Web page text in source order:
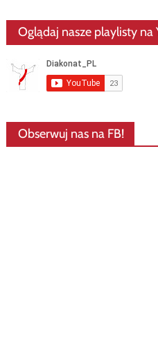
Oglądaj nasze playlisty na
Obserwuj nas na FB!